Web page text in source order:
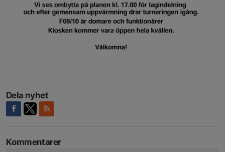
Dela nyhet
Kommentarer